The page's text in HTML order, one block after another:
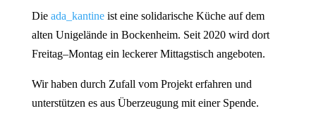
Die ada_kantineist eine solidarische Küche auf dem
alten Unigelände in Bockenheim. Seit 2020 wird dort
Freitag–Montag ein leckerer Mittagstisch angeboten.
Wir haben durch Zufall vom Projekt erfahren und
unterstützen es aus Überzeugung mit einer Spende.